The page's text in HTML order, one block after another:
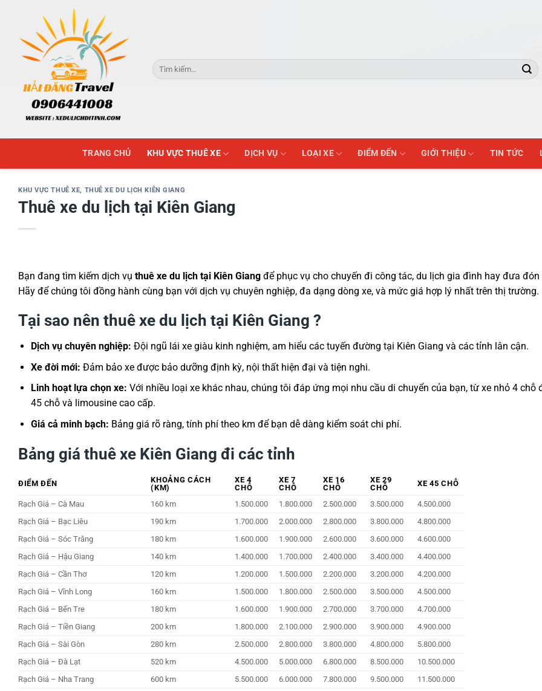
content
Tìm
kiếm:
TRANG CHỦ KHU VỰC THUÊ XE DỊCH VỤ LOẠI XE ĐIỂM ĐẾN GIỚI THIỆU TIN TỨC
KHU VỰC THUÊ XE, THUÊ XE DU LỊCH KIÊN GIANG
Thuê xe du lịch tại Kiên Giang
Bạn đang tìm kiếm dịch vụ thuê xe du lịch tại Kiên Giang để phục vụ cho chuyến đi công tác, du lịch gia đình hay đưa đón
Hãy để chúng tôi đồng hành cùng bạn với dịch vụ chuyên nghiệp, đa dạng dòng xe, và mức giá hợp lý nhất trên thị trường.
Tại sao nên thuê xe du lịch tại Kiên Giang ?
Dịch vụ chuyên nghiệp: Đội ngũ lái xe giàu kinh nghiệm, am hiểu các tuyến đường tại Kiên Giang và các tỉnh lân cận.
Xe đời mới: Đảm bảo xe được bảo dưỡng định kỳ, nội thất hiện đại và tiện nghi.
Linh hoạt lựa chọn xe: Với nhiều loại xe khác nhau, chúng tôi đáp ứng mọi nhu cầu di chuyển của bạn, từ xe nhỏ 4 chỗ
45 chỗ và limousine cao cấp.
Giá cả minh bạch: Bảng giá rõ ràng, tính phí theo km để bạn dễ dàng kiểm soát chi phí.
Bảng giá thuê xe Kiên Giang đi các tỉnh
ĐIỂM ĐẾN
KHOẢNG CÁCH
(KM)
XE 4
CHỖ
XE 7
CHỖ
XE 16
CHỖ
XE 29
CHỖ
XE 45 CHỖ
Rạch Giá – Cà Mau 160 km 1.500.000 1.800.000 2.500.000 3.500.000
4.500.000
Rạch Giá – Bạc Liêu
190 km 1.700.000 2.000.000 2.800.000 3.800.000
4.800.000
Rạch Giá – Sóc Trăng
180 km 1.600.000 1.900.000 2.600.000 3.600.000
4.600.000
Rạch Giá – Hậu Giang
140 km 1.400.000 1.700.000 2.400.000 3.400.000
4.400.000
Rạch Giá – Cần Thơ
120 km 1.200.000 1.500.000 2.200.000 3.200.000
4.200.000
Rạch Giá – Vĩnh Long
160 km 1.500.000 1.800.000 2.500.000 3.500.000
4.500.000
Rạch Giá – Bến Tre
180 km 1.600.000 1.900.000 2.700.000 3.700.000
4.700.000
Rạch Giá – Tiền Giang
200 km 1.800.000 2.100.000 2.900.000 3.900.000
4.900.000
Rạch Giá – Sài Gòn
280 km 2.500.000 2.800.000 3.800.000 4.800.000
5.800.000
Rạch Giá – Đà Lạt
520 km 4.500.000 5.000.000 6.800.000 8.500.000
10.500.000
Rạch Giá – Nha Trang
600 km 5.500.000 6.000.000 7.800.000 9.500.000
11.500.000